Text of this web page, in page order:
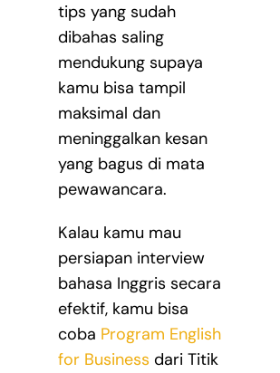
tips yang sudah
dibahas saling
mendukung supaya
kamu bisa tampil
maksimal dan
meninggalkan kesan
yang bagus di mata
pewawancara.
Kalau kamu mau
persiapan interview
bahasa Inggris secara
efektif, kamu bisa
coba Program English
for Business dari Titik